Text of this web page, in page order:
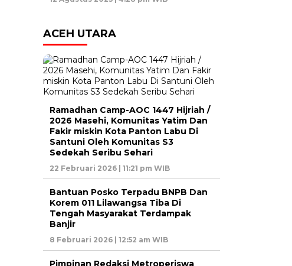
ACEH UTARA
Ramadhan Camp-AOC 1447 Hijriah /
2026 Masehi, Komunitas Yatim Dan
Fakir miskin Kota Panton Labu Di
Santuni Oleh Komunitas S3
Sedekah Seribu Sehari
22 Februari 2026 | 11:21 pm WIB
Bantuan Posko Terpadu BNPB Dan
Korem 011 Lilawangsa Tiba Di
Tengah Masyarakat Terdampak
Banjir
8 Februari 2026 | 12:52 am WIB
Pimpinan Redaksi Metroperiswa